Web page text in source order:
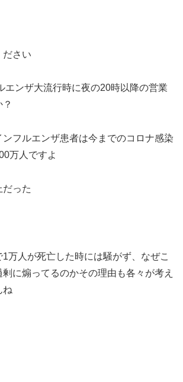
ださい
エンザ大流行時に夜の20時以降の営業
フルエンザ患者は今までのコロナ感染
万人ですよ
った
万人が死亡した時には騒がず、なぜこ
に煽ってるのかその理由も各々が考え
ね